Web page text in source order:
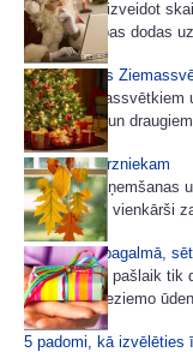
Izdomāt un izveidot
pēc palīdzības dodas
Kā izvēlēties
Pirms Ziemassvētkiem
tuviniekiem un
Dāvanas dārzniekam
Dāvanu saņemšanas
puķumīli vai vienkārši
Miķeļdiena pagalmā,
Dārzā darbu pašlaik tik
viršu dobi; Ieziemo
5 padomi, kā izvēlēties